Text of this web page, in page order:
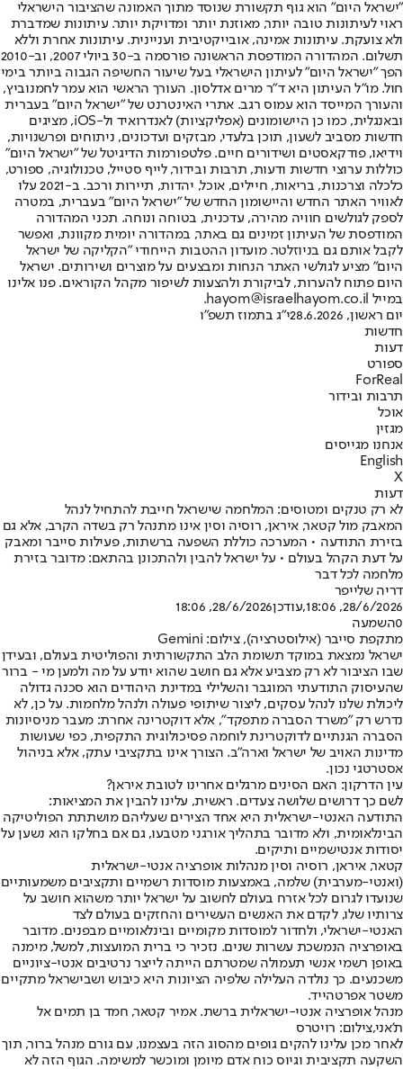
"ישראל היום" הוא גוף תקשורת שנוסד מתוך האמונה שהציבור הישראלי
ראוי לעיתונות טובה יותר, מאוזנת יותר ומדויקת יותר. עיתונות שמדברת
ולא צועקת. עיתונות אמינה, אובייקטיבית ועניינית. עיתונות אחרת וללא
תשלום. המהדורה המודפסת הראשונה פורסמה ב-30 ביולי 2007, וב-2010
הפך "ישראל היום" לעיתון הישראלי בעל שיעור החשיפה הגבוה ביותר בימי
חול. מו"ל העיתון היא ד"ר מרים אדלסון. העורך הראשי הוא עמר לחמנוביץ,
והעורך המייסד הוא עמוס רגב. אתרי האינטרנט של "ישראל היום" בעברית
ובאנגלית, כמו כן היישומונים (אפליקציות) לאנדרואיד ול-iOS, מציגים
חדשות מסביב לשעון, תוכן בלעדי, מבזקים ועדכונים, ניתוחים ופרשנויות,
וידיאו, פודקאסטים ושידורים חיים. פלטפורמות הדיגיטל של "ישראל היום"
כוללות ערוצי חדשות ודעות, תרבות ובידור, לייף סטייל, טכנולוגיה, ספורט,
כלכלה וצרכנות, בריאות, חיילים, אוכל, יהדות, תיירות ורכב. ב-2021 עלו
לאוויר האתר החדש והיישומון החדש של "ישראל היום" בעברית, במטרה
לספק לגולשים חוויה מהירה, עדכנית, בטוחה ונוחה. תכני המהדורה
המודפסת של העיתון זמינים גם באתר, במהדורה יומית מקוונת, ואפשר
לקבל אותם גם בניוזלטר. מועדון ההטבות הייחודי "הקליקה של ישראל
היום" מציע לגולשי האתר הנחות ומבצעים על מוצרים ושירותים. ישראל
היום פתוח להערות, לביקורת ולהצעות לשיפור מקהל הקוראים. פנו אלינו
במייל hayom@israelhayom.co.il.
יום ראשון, 28.6.2026
י"ג בתמוז תשפ"ו
חדשות
דעות
ספורט
ForReal
תרבות ובידור
אוכל
מגזין
אנחנו מגייסים
English
X
דעות
לא רק טנקים ומטוסים: המלחמה שישראל חייבת להתחיל לנהל
המאבק מול קטאר, איראן, רוסיה וסין אינו מתנהל רק בשדה הקרב, אלא גם
בזירת התודעה • המערכה כוללת השפעה ברשתות, פעילות סייבר ומאבק
על דעת הקהל בעולם • על ישראל להבין ולהתכונן בהתאם: מדובר בזירת
מלחמה לכל דבר
דריה שלייפר
28/6/2026, 18:06
,עודכן28/6/2026, 18:06
0השמעה
מתקפת סייבר (אילוסטרציה), צילום: Gemini
ישראל נמצאת במוקד תשומת הלב התקשורתית והפוליטית בעולם, ובעידן
שבו הציבור לא רק מצביע אלא גם חושב שהוא יודע על מה ולמען מי - ברור
שהעיסוק התודעתי המוגבר והשלילי במדינת היהודים הוא סכנה גדולה
ליכולת שלנו לנהל עסקים, ליצור שיתופי פעולה ולנהל מלחמות. על כן, לא
נדרש רק "משרד הסברה מתפקד", אלא דוקטרינה אחרת: מעבר מניסיונות
הסברה הגנתיים לדוקטרינת לוחמה פסיכולוגית התקפית, כפי שעושות
מדינות האויב של ישראל וארה"ב. הצורך אינו בתקציבי עתק, אלא בניהול
אסטרטגי נכון.
עין הדרקון: האם הסינים מרגלים אחרינו לטובת איראן?
לשם כך דרושים שלושה צעדים. ראשית, עלינו להבין את המציאות:
התודעה האנטי-ישראלית היא אחד הצירים שעליהם מושתתת הפוליטיקה
הבינלאומית, ולא מדובר בתהליך אורגני מטבעו, גם אם בחלקו הוא נשען על
יסודות אנטישמיים ותיקים.
קטאר, איראן, רוסיה וסין מנהלות אופרציה אנטי-ישראלית
(ואנטי-מערבית) שלמה, באמצעות מוסדות רשמיים ותקציבים משמעותיים
שנועדו לגרום לכל אזרח בעולם לחשוב על ישראל יותר משהוא חושב על
צרותיו שלו, לקדם את האנשים העשירים והחזקים בעולם לצד
האנטי-ישראלי, ולחדור למוסדות מקומיים ובינלאומיים מבפנים. מדובר
באופרציה הנמשכת עשרות שנים. נזכיר כי ברית המועצות, למשל, מימנה
באופן רשמי אנשי תעמולה שמטרתם הייתה לייצר נרטיבים אנטי-ציוניים
משכנעים. כך נולדה העלילה שלפיה הציונות היא כיבוש ושבישראל מתקיים
משטר אפרטהייד.
מנהל אופרציה אנטי-ישראלית ברשת. אמיר קטאר, חמד בן תמים אל
ת'אני,צילום: רויטרס
לאחר מכן עלינו להקים גופים מהסוג הזה בעצמנו, עם גורם מנהל ברור, תוך
השקעה תקציבית וגיוס כוח אדם מיומן ומוכשר למשימה. הגוף הזה לא